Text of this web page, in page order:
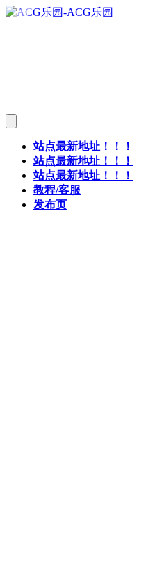
站点最新地址！！！
站点最新地址！！！
站点最新地址！！！
教程/客服
发布页